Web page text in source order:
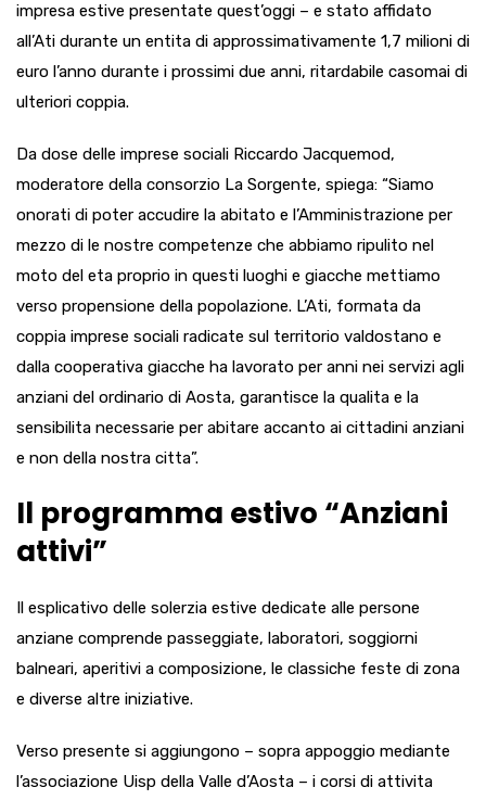
impresa estive presentate quest’oggi – e stato affidato
all’Ati durante un entita di approssimativamente 1,7 milioni di
euro l’anno durante i prossimi due anni, ritardabile casomai di
ulteriori coppia.
Da dose delle imprese sociali Riccardo Jacquemod,
moderatore della consorzio La Sorgente, spiega: “Siamo
onorati di poter accudire la abitato e l’Amministrazione per
mezzo di le nostre competenze che abbiamo ripulito nel
moto del eta proprio in questi luoghi e giacche mettiamo
verso propensione della popolazione. L’Ati, formata da
coppia imprese sociali radicate sul territorio valdostano e
dalla cooperativa giacche ha lavorato per anni nei servizi agli
anziani del ordinario di Aosta, garantisce la qualita e la
sensibilita necessarie per abitare accanto ai cittadini anziani
e non della nostra citta”.
Il programma estivo “Anziani
attivi”
Il esplicativo delle solerzia estive dedicate alle persone
anziane comprende passeggiate, laboratori, soggiorni
balneari, aperitivi a composizione, le classiche feste di zona
e diverse altre iniziative.
Verso presente si aggiungono – sopra appoggio mediante
l’associazione Uisp della Valle d’Aosta – i corsi di attivita